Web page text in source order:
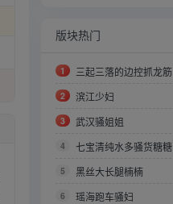
版块热门
1 三起三落的边控抓龙筋
2 滨江少妇
3 武汉骚姐姐
4 七宝清纯水多骚货糖糖
5 黑丝大长腿楠楠
6 瑶海跑车骚妇